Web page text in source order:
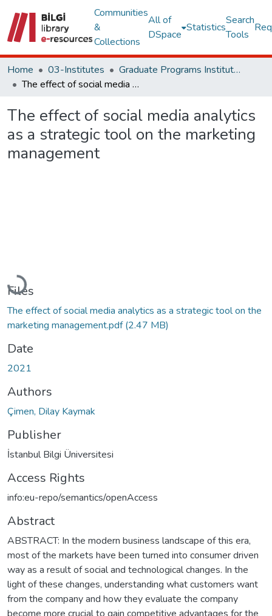
Communities
&
Collections
All of
DSpace
Statistics
Search
Tools
Home 03-Institutes
Graduate Programs Institute Thesis Collection
The effect of social media analytics as a strategic tool on the marketing management
The effect of social media analytics
as a strategic tool on the marketing
management
Loading...
Files
The effect of social media analytics as a strategic tool on the
marketing management.pdf(2.47 MB)
Date
2021
Authors
Çimen, Dilay Kaymak
Publisher
İstanbul Bilgi Üniversitesi
Access Rights
info:eu-repo/semantics/openAccess
Abstract
ABSTRACT: In the modern business landscape of this era,
most of the markets have been turned into consumer driven
way as a result of social and technological changes. In the
light of these changes, understanding what customers want
from the company and how they evaluate the company